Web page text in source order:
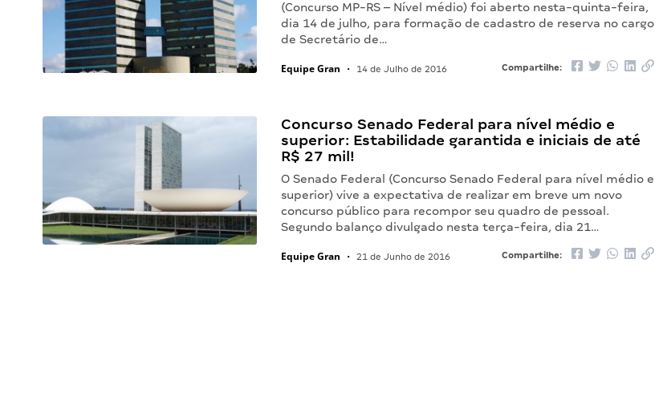
(Concurso MP-RS – Nível médio) foi aberto nesta-quinta-feira,
dia 14 de julho, para formação de cadastro de reserva no cargo
de Secretário de…
Equipe Gran • 14 de Julho de 2016 Compartilhe:
Concurso Senado Federal para nível médio e
superior: Estabilidade garantida e iniciais de até
R$ 27 mil!
O Senado Federal (Concurso Senado Federal para nível médio e
superior) vive a expectativa de realizar em breve um novo
concurso público para recompor seu quadro de pessoal.
Segundo balanço divulgado nesta terça-feira, dia 21…
Equipe Gran • 21 de Junho de 2016 Compartilhe: